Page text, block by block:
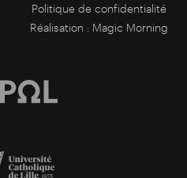
Politique de confidentialité
Réalisation : Magic Morning